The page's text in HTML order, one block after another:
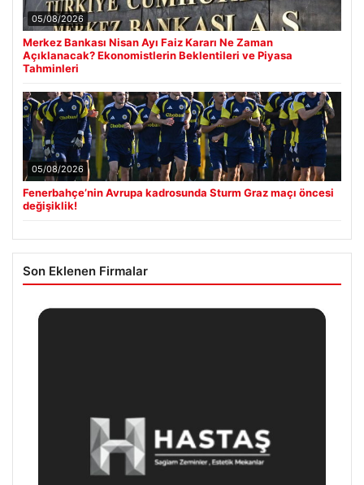
05/08/2026
Merkez Bankası Nisan Ayı Faiz Kararı Ne Zaman
Açıklanacak? Ekonomistlerin Beklentileri ve Piyasa
Tahminleri
05/08/2026
Fenerbahçe’nin Avrupa kadrosunda Sturm Graz maçı öncesi
değişiklik!
Son Eklenen Firmalar